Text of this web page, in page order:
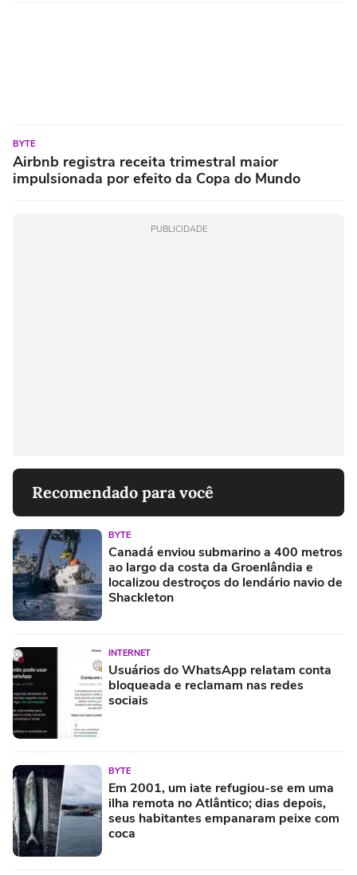
BYTE
Airbnb registra receita trimestral maior
impulsionada por efeito da Copa do Mundo
PUBLICIDADE
Recomendado para você
BYTE
Canadá enviou submarino a 400 metros
ao largo da costa da Groenlândia e
localizou destroços do lendário navio de
Shackleton
INTERNET
Usuários do WhatsApp relatam conta
bloqueada e reclamam nas redes
sociais
BYTE
Em 2001, um iate refugiou-se em uma
ilha remota no Atlântico; dias depois,
seus habitantes empanaram peixe com
coca